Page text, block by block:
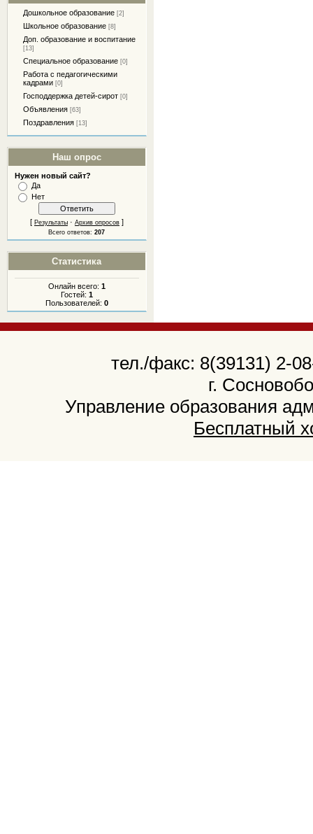
Дошкольное образование [2]
Школьное образование [8]
Доп. образование и воспитание
[13]
Специальное образование [0]
Работа с педагогическими
кадрами [0]
Господдержка детей-сирот [0]
Объявления [63]
Поздравления [13]
Наш опрос
Нужен новый сайт?
Да
Нет
[ Результаты · Архив опросов ]
Всего ответов:207
Статистика
Онлайн всего: 1
Гостей: 1
Пользователей: 0
тел./факс: 8(39131) 2-
г.
Управление образования
Бесплатный